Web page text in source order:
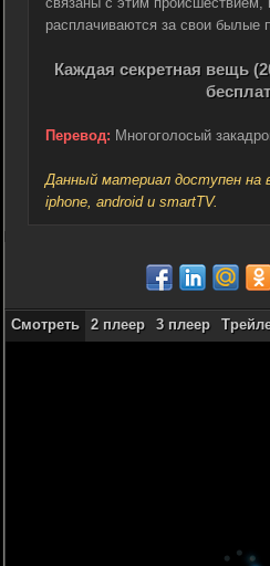
расплачиваются за свои былые
Каждая секретная вещь
Перевод: Многоголосый
Данный материал доступен на
iphone, android и smartTV.
Смотреть 2 плеер 3 плеер